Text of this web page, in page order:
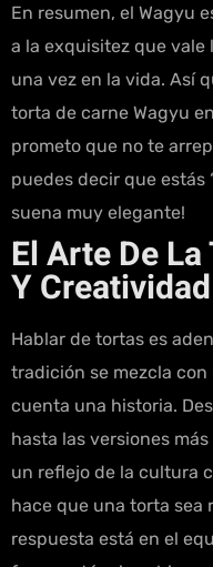
En resumen, el Wagyu
a la exquisitez que vale
una vez en la vida. Así
torta de carne Wagyu
prometo que no te
puedes decir que estás
suena muy elegante!
El Arte De
Y
Hablar de tortas es
tradición se mezcla
cuenta una historia.
hasta las versiones
un reflejo de la cultura
hace que una torta sea
respuesta está en el